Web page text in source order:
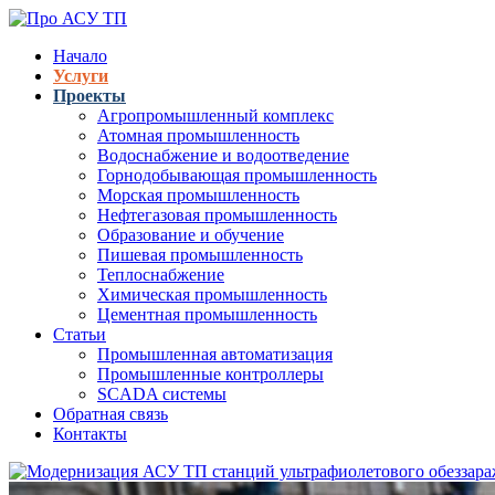
Перейти к основному содержанию
Верхнее меню
Начало
Услуги
Проекты
Агропромышленный комплекс
Атомная промышленность
Водоснабжение и водоотведение
Горнодобывающая промышленность
Морская промышленность
Нефтегазовая промышленность
Образование и обучение
Пишевая промышленность
Теплоснабжение
Химическая промышленность
Цементная промышленность
Статьи
Промышленная автоматизация
Промышленные контроллеры
SCADA системы
Обратная связь
Контакты